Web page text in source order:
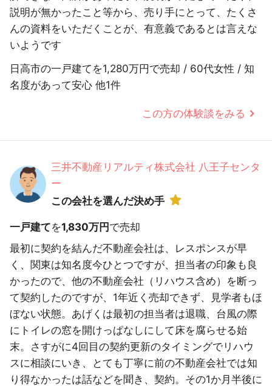
説明が無かったこと等から、売り手にとって、たくさ
んの資料をいただくことが、有意義であるとは言えな
いようです
日高市の一戸建てを1,280万円で売却 / 60代女性 / 知
名度があって安心 他1件
この方の体験談をみる
三井不動産リアルティ株式会社 八王子センタ
ー
この会社を選んだ決め手
一戸建てを1,830万円で売却
最初に契約を結んだ不動産会社は、レスポンスが早
く、関東は知名度今ひとつですが、担当者の印象も良
かったので、他の不動産会社（リハウス含め）を断っ
て契約したのですが、1年近く売却できず、見学者もほ
ぼない状態。あげくは最初の担当者は退職、台風の際
にトイレの窓を開けっぱなしにして床を腐らせる始
末。さすがに4回目の契約更新のタイミングでリハウ
スに相談にいき、とても丁寧に前の不動産会社では知
り得なかったは話などを聞き、契約。その1か月半後に